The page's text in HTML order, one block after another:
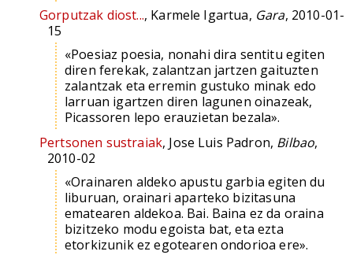
Gorputzak diost..., Karmele Igartua, Gara, 2010-01-
15
«Poesiaz poesia, nonahi dira sentitu egiten
diren ferekak, zalantzan jartzen gaituzten
zalantzak eta erremin gustuko minak edo
larruan igartzen diren lagunen oinazeak,
Picassoren lepo erauzietan bezala».
Pertsonen sustraiak, Jose Luis Padron, Bilbao,
2010-02
«Orainaren aldeko apustu garbia egiten du
liburuan, orainari aparteko bizitasuna
ematearen aldekoa. Bai. Baina ez da oraina
bizitzeko modu egoista bat, eta ezta
etorkizunik ez egotearen ondorioa ere».